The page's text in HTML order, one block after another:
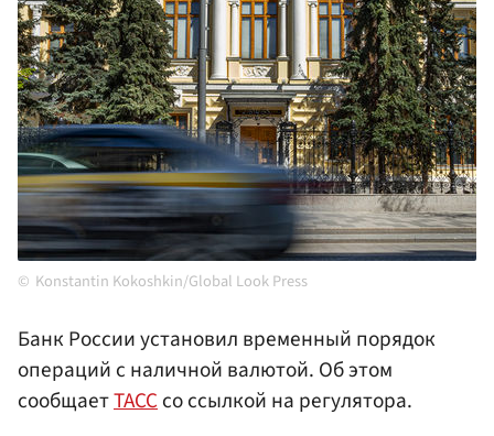
Konstantin Kokoshkin/Global Look Press
Банк России установил временный порядок
операций с наличной валютой. Об этом
сообщаетТАССсо ссылкой на регулятора.